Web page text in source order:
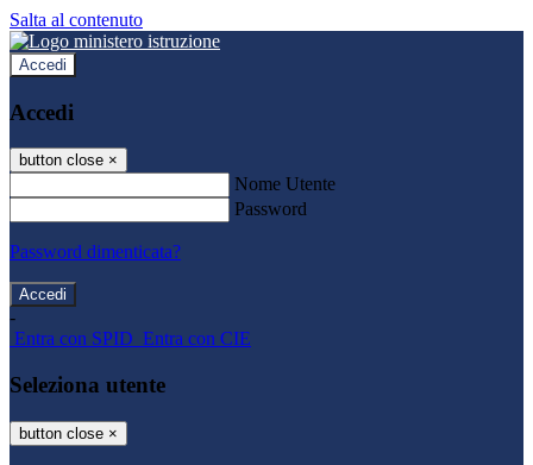
Salta al contenuto
Accedi
Accedi
button close ×
Nome Utente
Password
Password dimenticata?
-
Entra con SPID Entra con CIE
Seleziona utente
button close ×